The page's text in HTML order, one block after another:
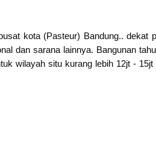
kota (Pasteur) Bandung.. dekat
dan sarana lainnya. Bangunan
wilayah situ kurang lebih 12jt -